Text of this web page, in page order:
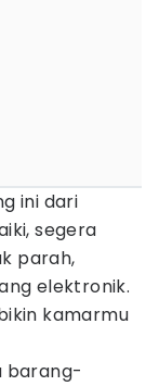
ini dari
segera
parah,
elektronik.
kamarmu
barang-